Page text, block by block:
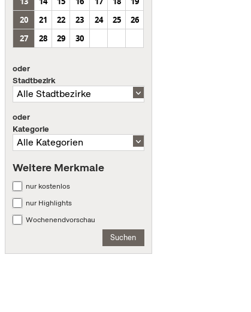
20
21 22 23 24 25
26
27
28 29 30
oder
Stadtbezirk
oder
Kategorie
Weitere Merkmale
nur kostenlos
nur Highlights
Wochenendvorschau
Suchen